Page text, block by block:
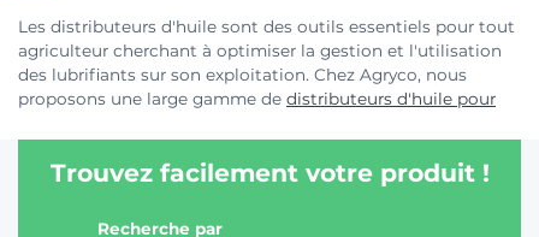
Les distributeurs d'huile sont des outils essentiels pour tout
agriculteur cherchant à optimiser la gestion et l'utilisation
des lubrifiants sur son exploitation. Chez Agryco, nous
proposons une large gamme de distributeurs d'huile pour
faciliter l'application précise et sans gaspillage des
différents types d'huiles nécessaires à l'entretien de votre
de transmission. Nos produits allient design, durabilité, et
Trouvez facilement votre produit !
Recherche par